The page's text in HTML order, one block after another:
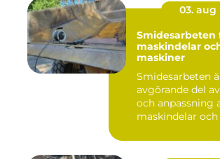
03. aug
Smidesarbeten
maskindelar
maskiner
Smidesarbeten
avgörande del
och anpassning
maskindelar